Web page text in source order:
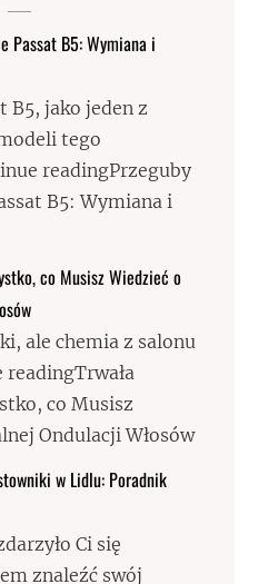
Passat B5: Wymiana i
B5, jako jeden z
tego
readingPrzeguby
B5: Wymiana i
co Musisz Wiedzieć o
ale chemia z salonu
co Musisz
Ondulacji Włosów
w Lidlu: Poradnik
Ci się
znaleźć swój